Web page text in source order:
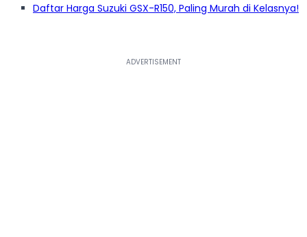
Daftar Harga Suzuki GSX-R150, Paling Murah di Kelasnya!